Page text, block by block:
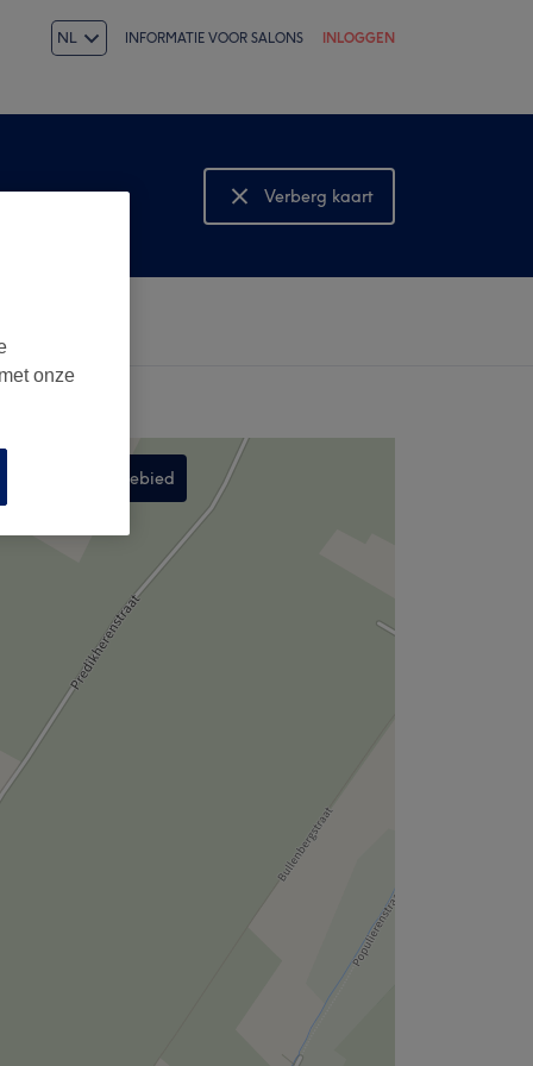
NL INFORMATIE VOOR SALONS INLOGGEN
Verberg kaart
Bekijk kaart
Zoek in dit gebied
onze